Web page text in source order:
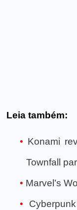
Leia também:
Konami
Townfall
Marvel’s